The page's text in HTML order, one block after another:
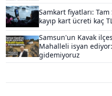
Samkart fiyatları:
kayıp kart ücreti kaç
Samsun'un Kavak
Mahalleli isyan
gidemiyoruz